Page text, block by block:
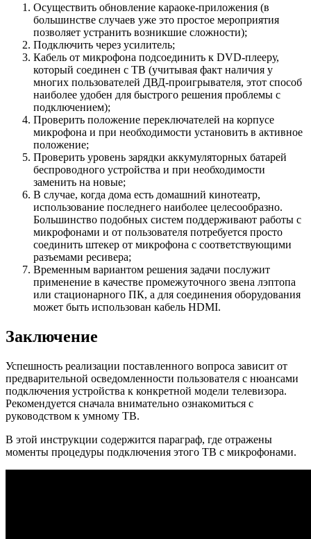
Осуществить обновление караоке-приложения (в
большинстве случаев уже это простое мероприятия
позволяет устранить возникшие сложности);
Подключить через усилитель;
Кабель от микрофона подсоединить к DVD-плееру,
который соединен с ТВ (учитывая факт наличия у
многих пользователей ДВД-проигрывателя, этот способ
наиболее удобен для быстрого решения проблемы с
подключением);
Проверить положение переключателей на корпусе
микрофона и при необходимости установить в активное
положение;
Проверить уровень зарядки аккумуляторных батарей
беспроводного устройства и при необходимости
заменить на новые;
В случае, когда дома есть домашний кинотеатр,
использование последнего наиболее целесообразно.
Большинство подобных систем поддерживают работы с
микрофонами и от пользователя потребуется просто
соединить штекер от микрофона с соответствующими
разъемами ресивера;
Временным вариантом решения задачи послужит
применение в качестве промежуточного звена лэптопа
или стационарного ПК, а для соединения оборудования
может быть использован кабель HDMI.
Заключение
Успешность реализации поставленного вопроса зависит от
предварительной осведомленности пользователя с нюансами
подключения устройства к конкретной модели телевизора.
Рекомендуется сначала внимательно ознакомиться с
руководством к умному ТВ.
В этой инструкции содержится параграф, где отражены
моменты процедуры подключения этого ТВ с микрофонами.